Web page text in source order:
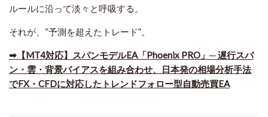
ルールに沿って淡々と呼吸する。
それが、“予測を超えたトレード”。
➡【MT4対応】スパンモデルEA「Phoenix PRO」─ 遅行スパ
ン・雲・背景バイアスを組み合わせ、日本発の相場分析手法
でFX・CFDに対応したトレンドフォロー型自動売買EA